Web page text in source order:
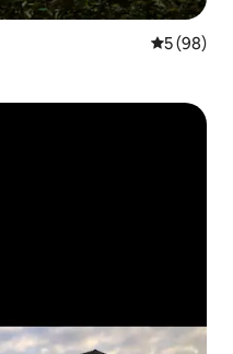
5 av 5 i
5 (98)